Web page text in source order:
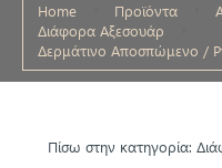
Home Προϊόντα
Διάφορα Αξεσουάρ
Δερμάτινο Αποσπώμενο /
Πίσω στην κατηγορία: